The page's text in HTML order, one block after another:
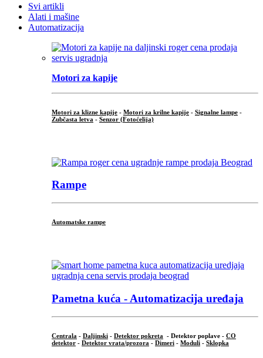
Svi artikli
Alati i mašine
Automatizacija
Motori za kapije
Motori za klizne kapije - Motori za krilne kapije - Signalne lampe -
Zubčasta letva - Senzor (Fotoćelija)
Rampe
Automatske rampe
Pametna kuća - Automatizacija uređaja
Centrala - Daljinski - Detektor pokreta - Detektor poplave - CO
detektor - Detektor vrata/prozora - Dimeri - Moduli - Sklopka